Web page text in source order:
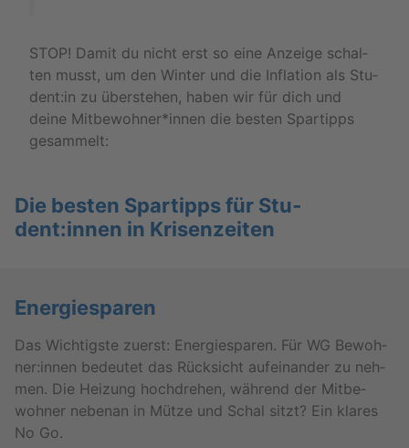
STOP! Damit du nicht erst so eine An­zei­ge schal­
ten musst, um den Win­ter und die In­fla­ti­on als Stu­
dent:in zu über­ste­hen, haben wir für dich und
deine Mit­be­woh­ner*innen die bes­ten Spar­tipps
ge­sam­melt:
Die bes­ten Spar­tipps für Stu­
dent:innen in Kri­sen­zei­ten
En­er­gie­spa­ren
Das Wich­tigs­te zu­erst: En­er­gie­spa­ren. Für WG Be­woh­
ner:innen be­deu­tet das Rück­sicht auf­ein­an­der zu neh­
men. Die Hei­zung hoch­dre­hen, wäh­rend der Mit­be­
woh­ner ne­ben­an in Mütze und Schal sitzt? Ein kla­res
No Go.